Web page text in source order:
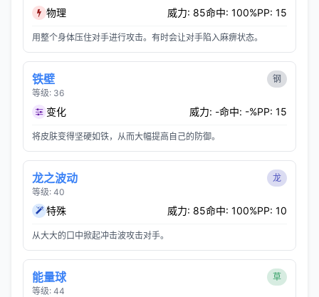
物理 威力: 85命中: 100%PP: 15
用整个身体压住对手进行攻击。有时会让对手陷入麻痹状态。
铁壁
等级: 36
钢
变化 威力: -命中: -%PP: 15
将皮肤变得坚硬如铁，从而大幅提高自己的防御。
龙之波动
等级: 40
龙
特殊 威力: 85命中: 100%PP: 10
从大大的口中掀起冲击波攻击对手。
能量球
等级: 44
草